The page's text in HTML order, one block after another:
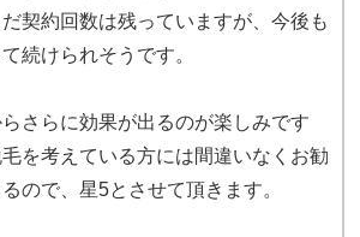
だ契約回数は残っていますが、今後も
続けられそうです。
さらに効果が出るのが楽しみです
毛を考えている方には間違いなくお勧
ので、星5とさせて頂きます。